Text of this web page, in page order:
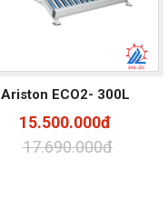
Ariston ECO2- 300L
15.500.000đ
17.690.000đ